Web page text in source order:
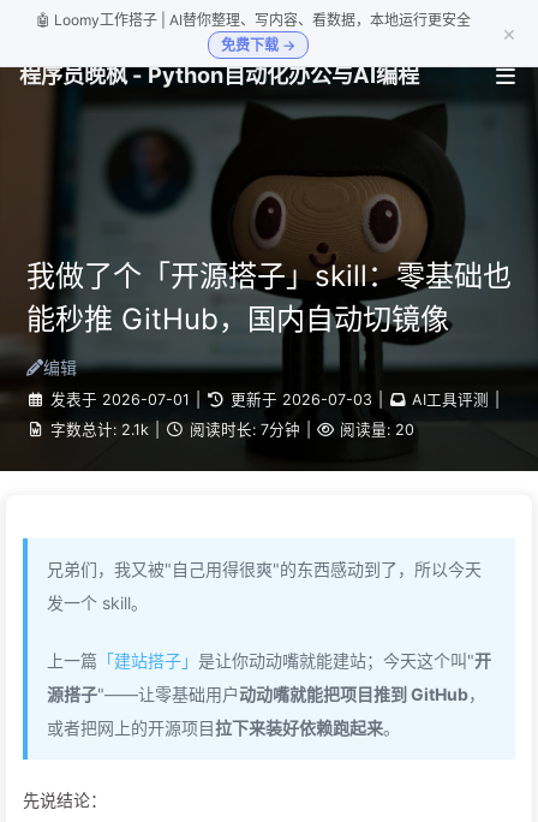
🤖 Loomy工作搭子 | AI替你整理、写内容、看数据，本地运行更安全
免费下载 →
×
程序员晚枫 - Python自动化办公与AI编程
我做了个「开源搭子」skill：零基础也
能秒推 GitHub，国内自动切镜像
编辑
发表于 2026-07-01 更新于 2026-07-03 AI工具评测
字数总计: 2.1k 阅读时长: 7分钟 阅读量: 20
兄弟们，我又被"自己用得很爽"的东西感动到了，所以今天
发一个 skill。
上一篇 「建站搭子」 是让你动动嘴就能建站；今天这个叫"开
源搭子"——让零基础用户动动嘴就能把项目推到 GitHub，
或者把网上的开源项目拉下来装好依赖跑起来。
先说结论：